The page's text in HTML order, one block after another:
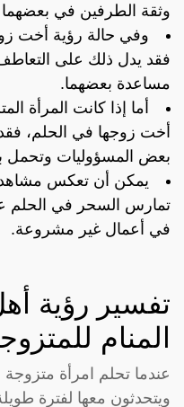
وثقة الطرفين في
وفي حالة رؤية أخت
فقد يدل ذلك على التعاطف
مساعدة بعضهما.
أما إذا كانت المرأة
أخت زوجها في الحلم،
بعض المسؤوليات وتحمل
يمكن أن تعكس
تمارس السحر في الحلم
في أعمال غير مشروعة.
تفسير رؤية
المنام
عندما تحلم امرأة
ويتحدثون معها لفترة